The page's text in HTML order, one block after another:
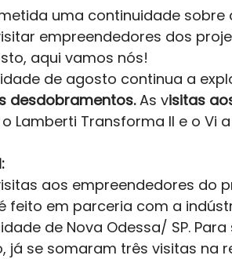
uma continuidade sobre
empreendedores dos
aqui vamos nós!
de agosto continua a
desdobramentos. As visitas
o Lamberti Transforma II e o Vi
aos empreendedores do
feito em parceria com a
de Nova Odessa/ SP.
já se somaram três visitas na